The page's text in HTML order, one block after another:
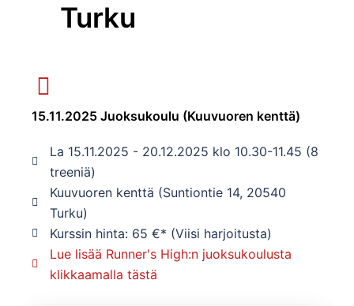
Turku
15.11.2025 Juoksukoulu (Kuuvuoren kenttä)
La 15.11.2025 - 20.12.2025 klo 10.30-11.45 (8
treeniä)
Kuuvuoren kenttä (Suntiontie 14, 20540
Turku)
Kurssin hinta: 65 €* (Viisi harjoitusta)
Lue lisää Runner's High:n juoksukoulusta
klikkaamalla tästä